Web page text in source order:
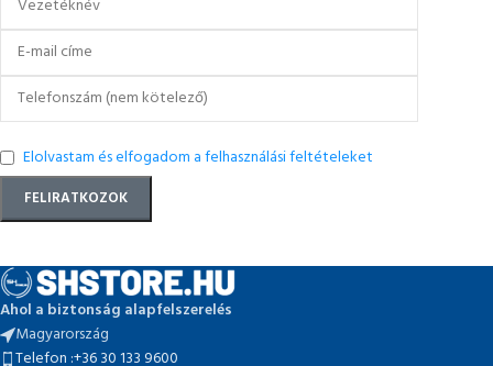
Elolvastam és elfogadom a felhasználási feltételeket
Ahol a biztonság alapfelszerelés
Magyarország
Telefon :+36 30 133 9600